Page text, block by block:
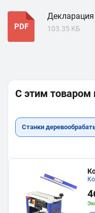
PDF
Декларация
103.35 КБ
С этим товаром
Станки